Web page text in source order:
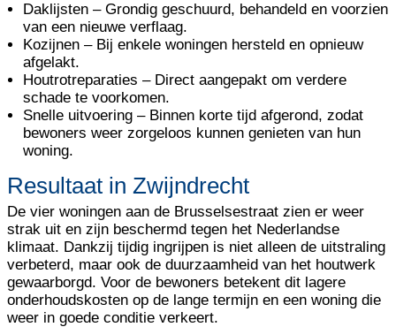
Daklijsten – Grondig geschuurd, behandeld en voorzien
van een nieuwe verflaag.
Kozijnen – Bij enkele woningen hersteld en opnieuw
afgelakt.
Houtrotreparaties – Direct aangepakt om verdere
schade te voorkomen.
Snelle uitvoering – Binnen korte tijd afgerond, zodat
bewoners weer zorgeloos kunnen genieten van hun
woning.
Resultaat in Zwijndrecht
De vier woningen aan de Brusselsestraat zien er weer
strak uit en zijn beschermd tegen het Nederlandse
klimaat. Dankzij tijdig ingrijpen is niet alleen de uitstraling
verbeterd, maar ook de duurzaamheid van het houtwerk
gewaarborgd. Voor de bewoners betekent dit lagere
onderhoudskosten op de lange termijn en een woning die
weer in goede conditie verkeert.